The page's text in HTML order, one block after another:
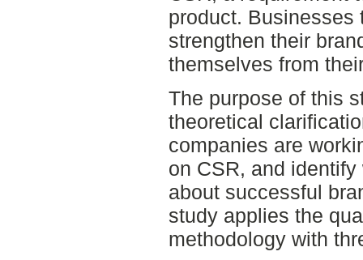
product. Businesses
strengthen their
themselves from
The purpose of this
theoretical
companies are
on CSR, and
about successful
study applies the
methodology with